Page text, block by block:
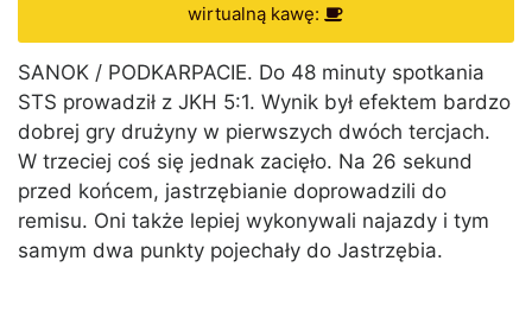
wirtualną kawę:
SANOK / PODKARPACIE. Do 48 minuty spotkania
STS prowadził z JKH 5:1. Wynik był efektem bardzo
dobrej gry drużyny w pierwszych dwóch tercjach.
W trzeciej coś się jednak zacięło. Na 26 sekund
przed końcem, jastrzębianie doprowadzili do
remisu. Oni także lepiej wykonywali najazdy i tym
samym dwa punkty pojechały do Jastrzębia.